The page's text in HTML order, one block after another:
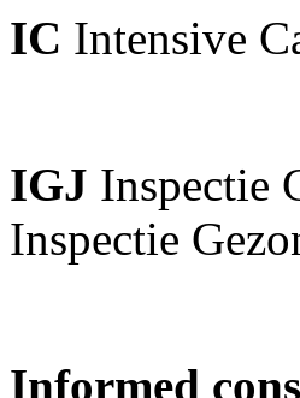
IC Intensive
IGJ Inspectie
Inspectie
Informed